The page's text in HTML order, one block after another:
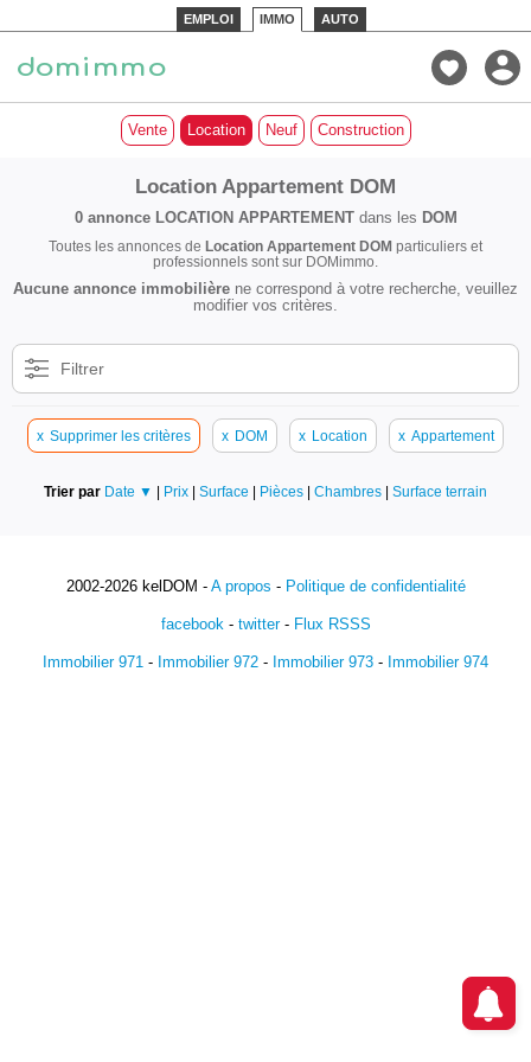
EMPLOI IMMO AUTO
Vente Location Neuf Construction
Location Appartement DOM
0 annonce LOCATION APPARTEMENTdans les DOM
Toutes les annonces de Location Appartement DOM particuliers et
professionnels sont sur DOMimmo.
Aucune annonce immobilière ne correspond à votre recherche, veuillez
modifier vos critères.
Filtrer
x Supprimer les critères x DOM x Location x Appartement
Trier par Date ▼ | Prix | Surface | Pièces | Chambres | Surface terrain
2002-2026 kelDOM - A propos - Politique de confidentialité
facebook- twitter- Flux RSSS
Immobilier 971 - Immobilier 972 - Immobilier 973 - Immobilier 974